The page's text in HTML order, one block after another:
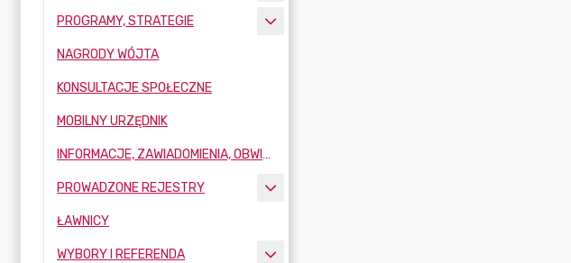
PROGRAMY, STRATEGIE
NAGRODY WÓJTA
KONSULTACJE SPOŁECZNE
MOBILNY URZĘDNIK
INFORMACJE, ZAWIADOMIENIA, OBWIESZCZENIA
PROWADZONE REJESTRY
ŁAWNICY
WYBORY I REFERENDA